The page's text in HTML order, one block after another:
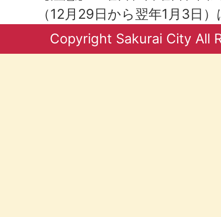
（12月29日から翌年1月3日
Copyright Sakurai City All